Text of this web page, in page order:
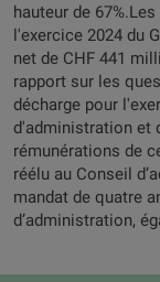
hauteur de
l'exercice 2024 du
net de CHF 441
rapport sur les
décharge pour
d'administration et
rémunérations de
réélu au Conseil
mandat de quatre
d’administration,